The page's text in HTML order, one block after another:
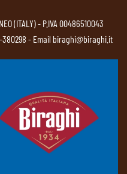
(ITALY) - P.IVA 00486510043
- Email biraghi@biraghi.it